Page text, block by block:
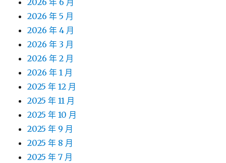
2026 年 6 月
2026 年 5 月
2026 年 4 月
2026 年 3 月
2026 年 2 月
2026 年 1 月
2025 年 12 月
2025 年 11 月
2025 年 10 月
2025 年 9 月
2025 年 8 月
2025 年 7 月